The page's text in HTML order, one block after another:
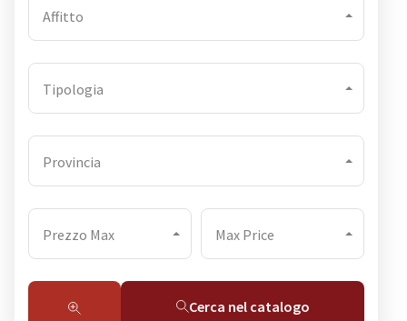
Affitto
Tipologia
Provincia
Prezzo Max Max Price
Cerca nel catalogo